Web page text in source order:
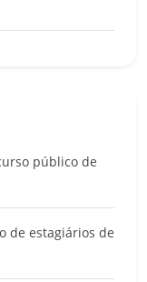
público de
de estagiários de